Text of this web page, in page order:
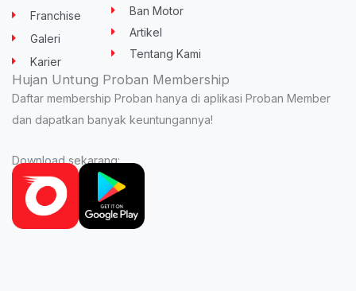
Franchise
Galeri
Karier
Ban Motor
Artikel
Tentang Kami
Hujan Untung Proban Membership
Daftar membership Proban hanya di aplikasi Proban Member
dan dapatkan banyak keuntungannya!
Download sekarang: